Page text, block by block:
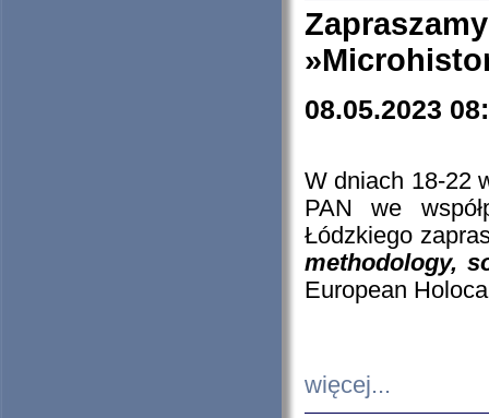
08.05.2023
W dniach 18-22
PAN we
Łódzkiego
methodology,
European
więcej...